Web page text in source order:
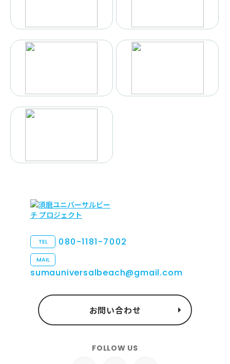
TEL 080-1181-7002
MAIL
sumauniversalbeach@gmail.com
お問い合わせ
FOLLOW US